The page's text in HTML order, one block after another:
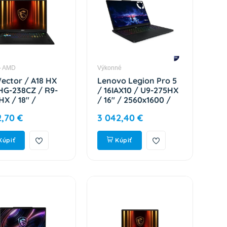
AMD
/ A18 HX
238CZ / R9-
/ 18" /
/ RTX 5070Ti
/ Gray / 2R
238
€
Výkonné
Lenovo Legion Pro 5
/ 16IAX10 / U9-275HX
/ 16" / 2560x1600 /
5060 / W11H / Eclipse
Black / 3R
83F300B3CK
3 042,40 €
Kúpiť